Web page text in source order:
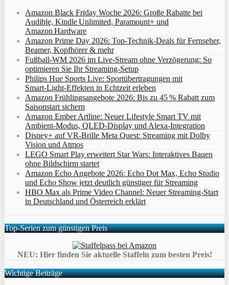
Amazon Black Friday Woche 2026: Große Rabatte bei
Audible, Kindle Unlimited, Paramount+ und
Amazon Hardware
Amazon Prime Day 2026: Top-Technik-Deals für Fernseher,
Beamer, Kopfhörer & mehr
Fußball-WM 2026 im Live-Stream ohne Verzögerung: So
optimieren Sie Ihr Streaming-Setup
Philips Hue Sports Live: Sportübertragungen mit
Smart‑Light‑Effekten in Echtzeit erleben
Amazon Frühlingsangebote 2026: Bis zu 45 % Rabatt zum
Saisonstart sichern
Amazon Ember Artline: Neuer Lifestyle Smart TV mit
Ambient‑Modus, QLED‑Display und Alexa‑Integration
Disney+ auf VR-Brille Meta Quest: Streaming mit Dolby
Vision und Atmos
LEGO Smart Play erweitert Star Wars: Interaktives Bauen
ohne Bildschirm startet
Amazon Echo Angebote 2026: Echo Dot Max, Echo Studio
und Echo Show jetzt deutlich günstiger für Streaming
HBO Max als Prime Video Channel: Neuer Streaming‑Start
in Deutschland und Österreich erklärt
Top-Serien zum günstigen Preis
NEU: Hier finden Sie aktuelle Staffeln zum besten Preis!
Wichtige Beiträge